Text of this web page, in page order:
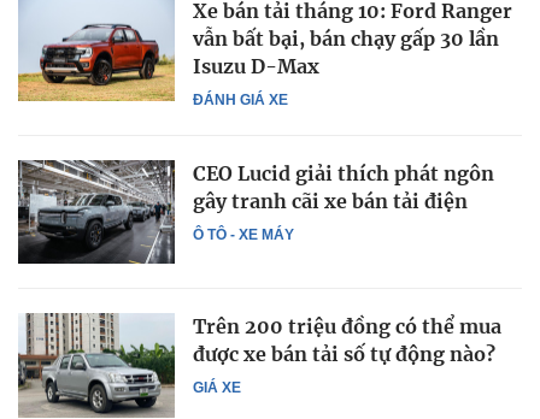
ĐÁNH GIÁ XE
Xe bán tải tháng 10: Ford Ranger
vẫn bất bại, bán chạy gấp 30 lần
Isuzu D-Max
Ô TÔ - XE MÁY
CEO Lucid giải thích phát ngôn
gây tranh cãi xe bán tải điện
GIÁ XE
Trên 200 triệu đồng có thể mua
được xe bán tải số tự động nào?